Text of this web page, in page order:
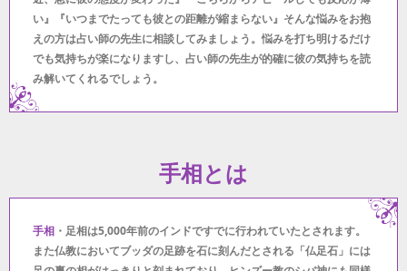
い』『いつまでたっても彼との距離が縮まらない』そんな悩みをお抱
えの方は占い師の先生に相談してみましょう。悩みを打ち明けるだけ
でも気持ちが楽になりますし、占い師の先生が的確に彼の気持ちを読
み解いてくれるでしょう。
手相とは
手相 ・足相は5,000年前のインドですでに行われていたとされます。
また仏教においてブッダの足跡を石に刻んだとされる「仏足石」には